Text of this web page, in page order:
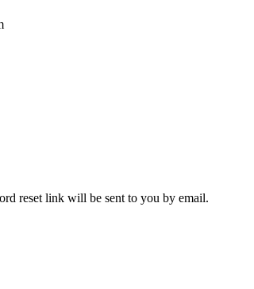
reset link will be sent to you by email.